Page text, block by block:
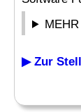
▶ Zur